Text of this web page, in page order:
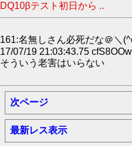
DQ10βテスト初日から ..
161:名無しさん必死だな＠＼
17/07/19 21:03:43.75
そういう老害はいらない
次ページ
最新レス表示